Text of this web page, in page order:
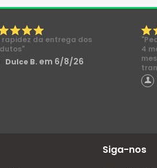
rapidez da entrega dos
Dulce B. em 6/8/26
4
Siga-nos